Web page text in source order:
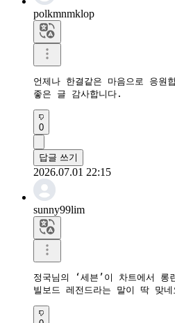
polkmnmklop
언제나 한결같은 마음으로 응원
좋은 글 감사합니다.
0
답글 쓰기
2026.07.01 22:15
sunny99lim
정국님의 ‘세븐’이 차트에서 롱
빌보드 레전드라는 말이 딱 맞네